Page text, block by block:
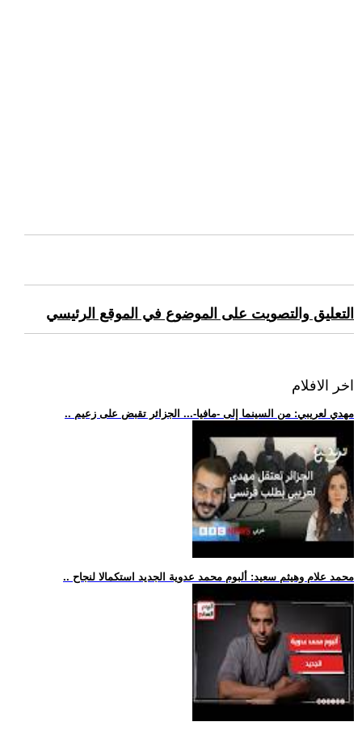
التعليق والتصويت على الموضوع في الموقع الرئيسي
اخر الافلام
.. مهدي لعريبي: من السينما إلى -مافيا-... الجزائر تقبض على زعيم
.. محمد علام وهيثم سعيد: ألبوم محمد عدوية الجديد استكمالا لنجاح